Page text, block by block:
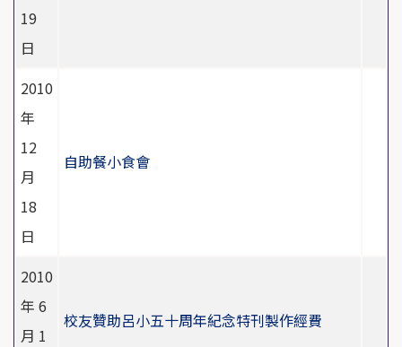
19
日
2010
年
12
月
18
日
自助餐小食會
2010
年 6
月 1
校友贊助呂小五十周年紀念特刊製作經費